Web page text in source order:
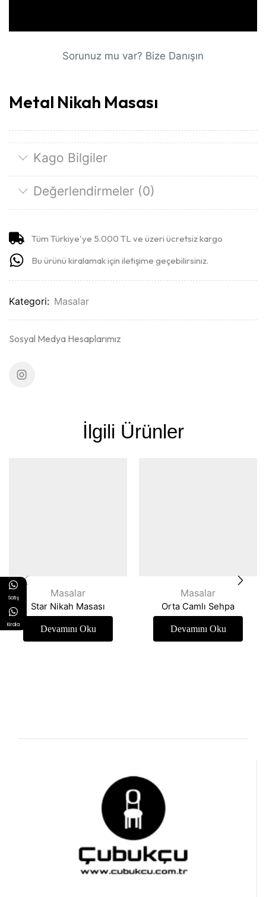
Sorunuz mu var? Bize Danışın
Metal Nikah Masası
Kago Bilgiler
Değerlendirmeler (0)
Tüm Türkiye'ye 5.000 TL ve üzeri ücretsiz kargo
Bu ürünü kiralamak için iletişime geçebilirsiniz.
Kategori: Masalar
Sosyal Medya Hesaplarımız
İlgili Ürünler
Masalar
Star Nikah Masası
Devamını Oku
Masalar
Orta Camlı Sehpa
Devamını Oku
Satış
Kirala